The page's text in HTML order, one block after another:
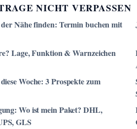
NICHT VERPASSEN
Nähe finden: Termin buchen mit
Lage, Funktion & Warnzeichen
Woche: 3 Prospekte zum
Wo ist mein Paket? DHL,
GLS